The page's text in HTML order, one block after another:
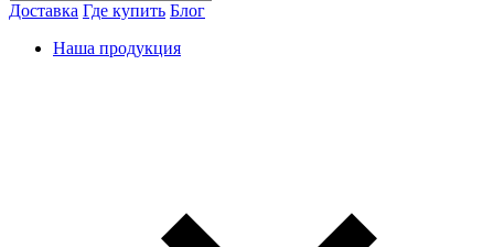
Доставка Где купить Блог
Наша продукция